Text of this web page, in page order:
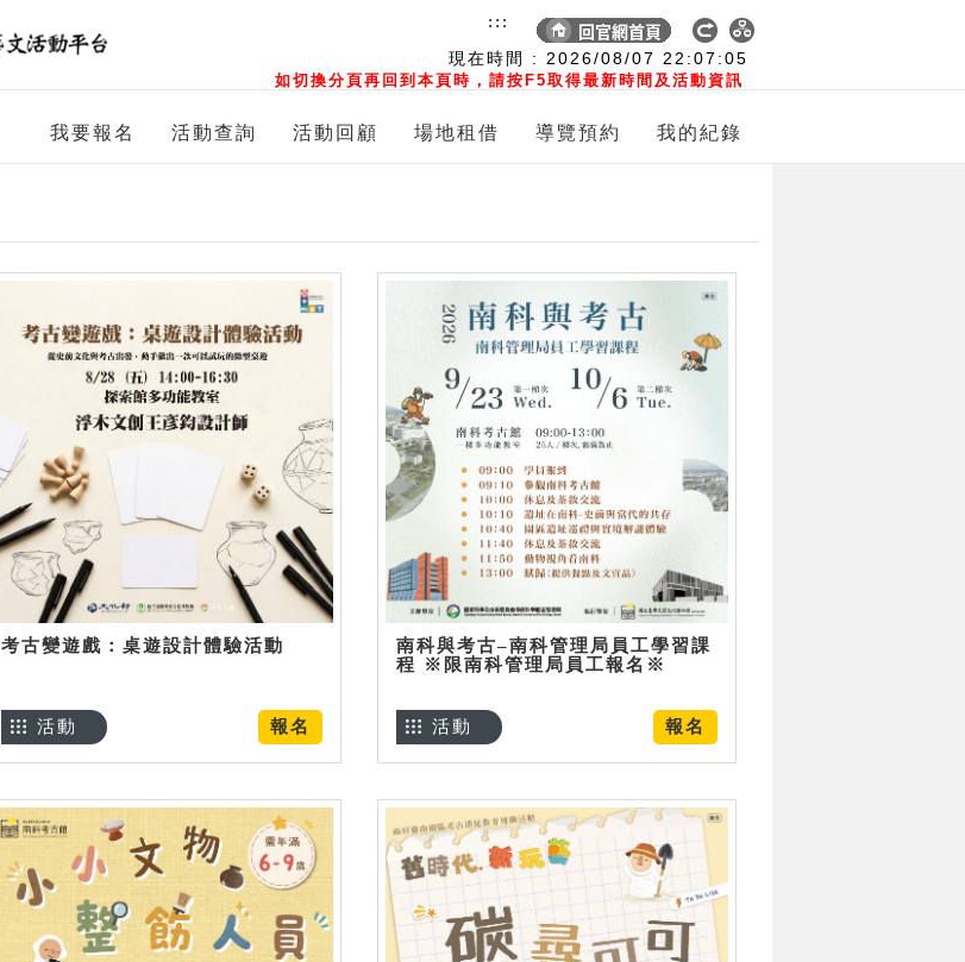
現在時間 : 2026/08/07 22:07:06
如切換分頁再回到本頁時，請按F5取得最新時間及活動資訊
:::
我要報名 活動查詢 活動回顧 場地租借 導覽預約 我的紀錄
考古變遊戲：桌遊設計體驗活動
報名
活動
南科與考古–南科管理局員工學習課
程 ※限南科管理局員工報名※
報名
活動